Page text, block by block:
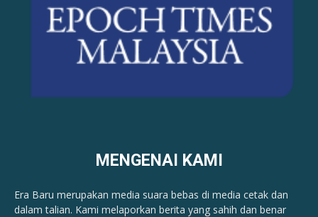
MENGENAI KAMI
Era Baru merupakan media suara bebas di media cetak dan
dalam talian. Kami melaporkan berita yang sahih dan benar ​​